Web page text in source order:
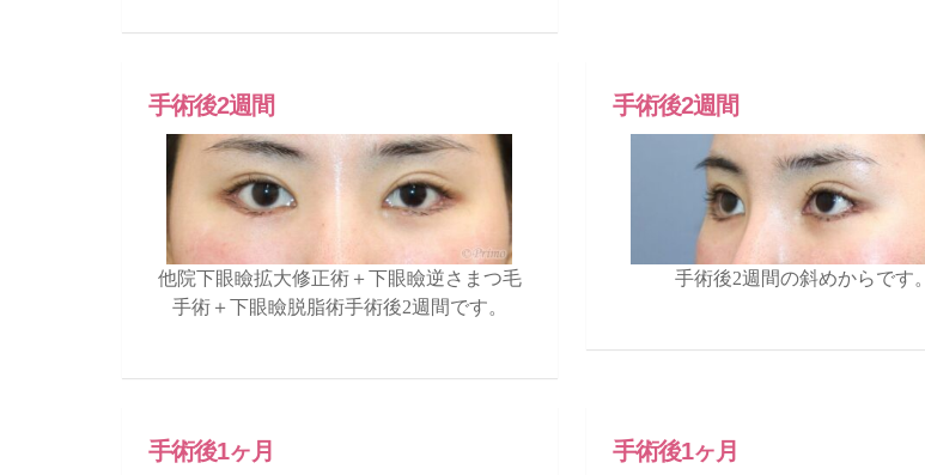
手術後2週間
他院下眼瞼拡大修正術＋下眼瞼逆さまつ毛
手術＋下眼瞼脱脂術手術後2週間です。
手術後2週間
手術後2週間の斜めからです。
手術後1ヶ月 手術後1ヶ月